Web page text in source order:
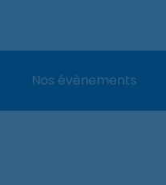
Nos évènements